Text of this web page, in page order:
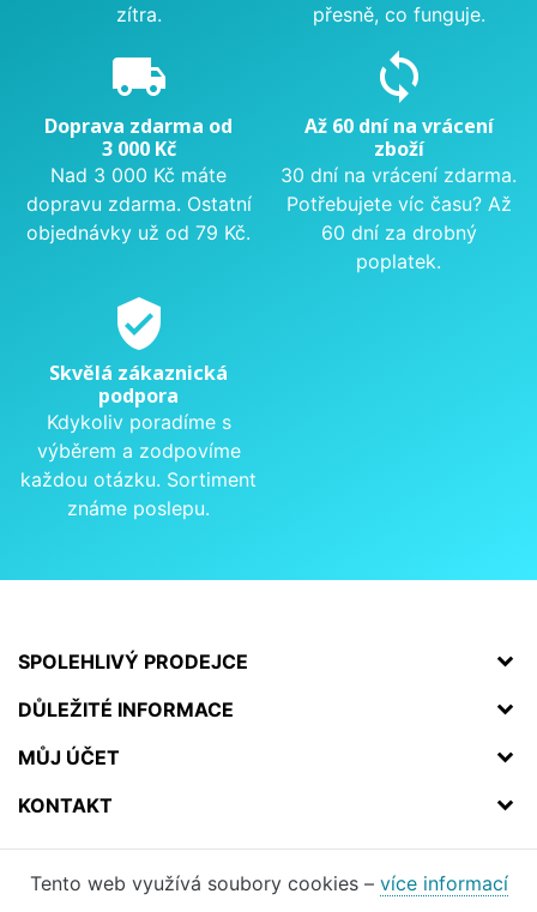
zítra.
přesně, co funguje.
local_shipping
Doprava zdarma od
3 000 Kč
Nad 3 000 Kč máte
dopravu zdarma. Ostatní
objednávky už od 79 Kč.
sync
Až 60 dní na vrácení
zboží
30 dní na vrácení zdarma.
Potřebujete víc času? Až
60 dní za drobný
poplatek.
verified_user
Skvělá zákaznická
podpora
Kdykoliv poradíme s
výběrem a zodpovíme
každou otázku. Sortiment
známe poslepu.
SPOLEHLIVÝ PRODEJCE
DŮLEŽITÉ INFORMACE
MŮJ ÚČET
KONTAKT
Tento web využívá soubory cookies – více informací